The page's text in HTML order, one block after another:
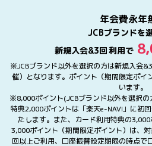
年会費永年
JCBブランドを
新規入会&3回利用で
※JCBブランド以外を選択の方は新規入会
催）となります。ポイント（期間限定ポイ
います。
※8,000ポイント(JCBブランド以外を選択
特典2,000ポイントは「楽天e-NAVI」に初
たします。また、カード利用特典の
3,000ポイント（期間限定ポイント）は、
回以上ご利用、口座振替設定期限の時点で